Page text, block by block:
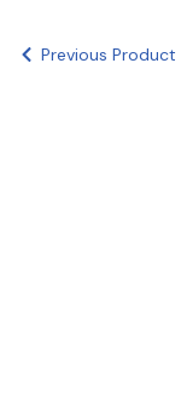
Previous Product